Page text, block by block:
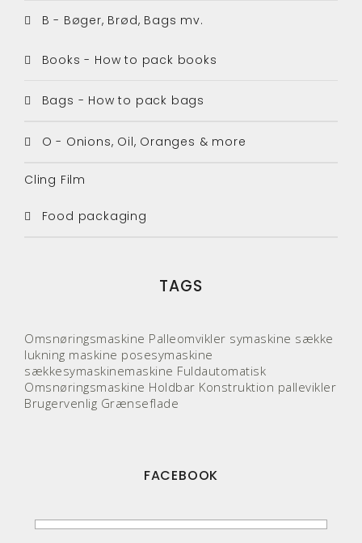
B - Bøger, Brød, Bags mv.
Books - How to pack books
Bags - How to pack bags
O - Onions, Oil, Oranges & more
Cling Film
Food packaging
TAGS
Omsnøringsmaskine Palleomvikler symaskine sække
lukning maskine posesymaskine
sækkesymaskinemaskine Fuldautomatisk
Omsnøringsmaskine Holdbar Konstruktion pallevikler
Brugervenlig Grænseflade
FACEBOOK